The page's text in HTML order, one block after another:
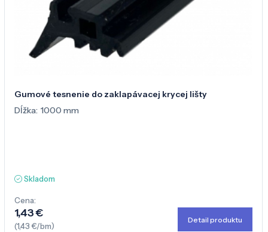
Gumové tesnenie do zaklapávacej krycej lišty
Dĺžka: 1000 mm
Skladom
Cena:
1,43 €
(1,43 €/bm)
Detail produktu